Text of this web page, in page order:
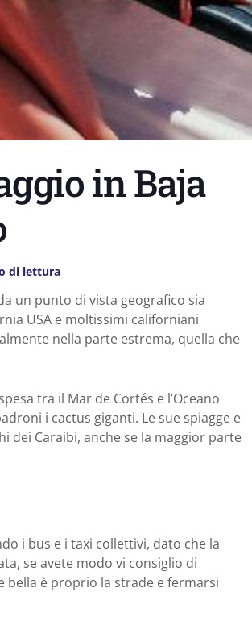
in Baja
di lettura
un punto di vista geografico sia
USA e moltissimi californiani
nella parte estrema, quella che
tra il Mar de Cortés e l’Oceano
i cactus giganti. Le sue spiagge e
dei Caraibi, anche se la maggior parte
i bus e i taxi collettivi, dato che la
se avete modo vi consiglio di
bella è proprio la strade e fermarsi